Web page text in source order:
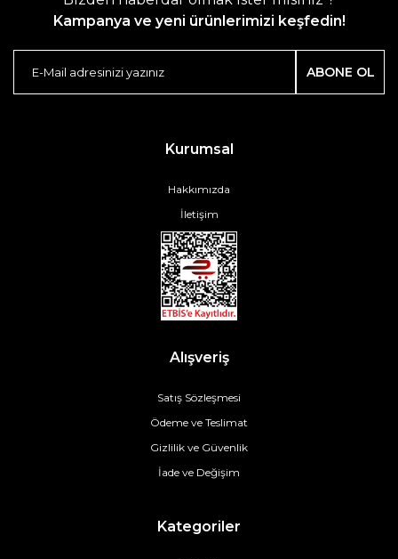
Kampanya ve yeni ürünlerimizi keşfedin!
ABONE OL
Kurumsal
Hakkımızda
İletişim
Alışveriş
Satış Sözleşmesi
Ödeme ve Teslimat
Gizlilik ve Güvenlik
İade ve Değişim
Kategoriler